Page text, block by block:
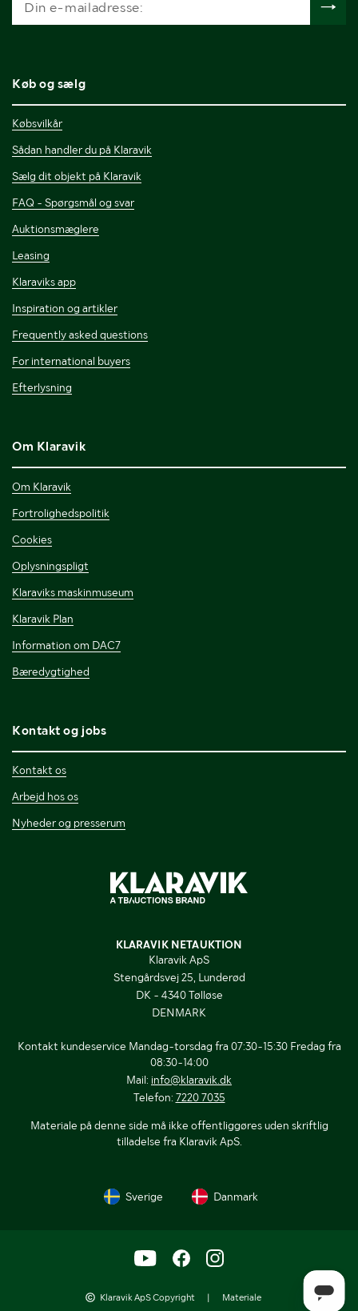
Køb og sælg
Købsvilkår
Sådan handler du på Klaravik
Sælg dit objekt på Klaravik
FAQ - Spørgsmål og svar
Auktionsmæglere
Leasing
Klaraviks app
Inspiration og artikler
Frequently asked questions
For international buyers
Efterlysning
Om Klaravik
Om Klaravik
Fortrolighedspolitik
Cookies
Oplysningspligt
Klaraviks maskinmuseum
Klaravik Plan
Information om DAC7
Bæredygtighed
Kontakt og jobs
Kontakt os
Arbejd hos os
Nyheder og presserum
KLARAVIK NETAUKTION
Klaravik ApS
Stengårdsvej 25, Lunderød
DK - 4340 Tølløse
DENMARK
Kontakt kundeservice Mandag-torsdag fra 07:30-15:30 Fredag fra
08:30-14:00
Mail: info@klaravik.dk
Telefon: 7220 7035
Materiale på denne side må ikke offentliggøres uden skriftlig
tilladelse fra Klaravik ApS.
Sverige Danmark
Klaravik ApS Copyright | Materiale